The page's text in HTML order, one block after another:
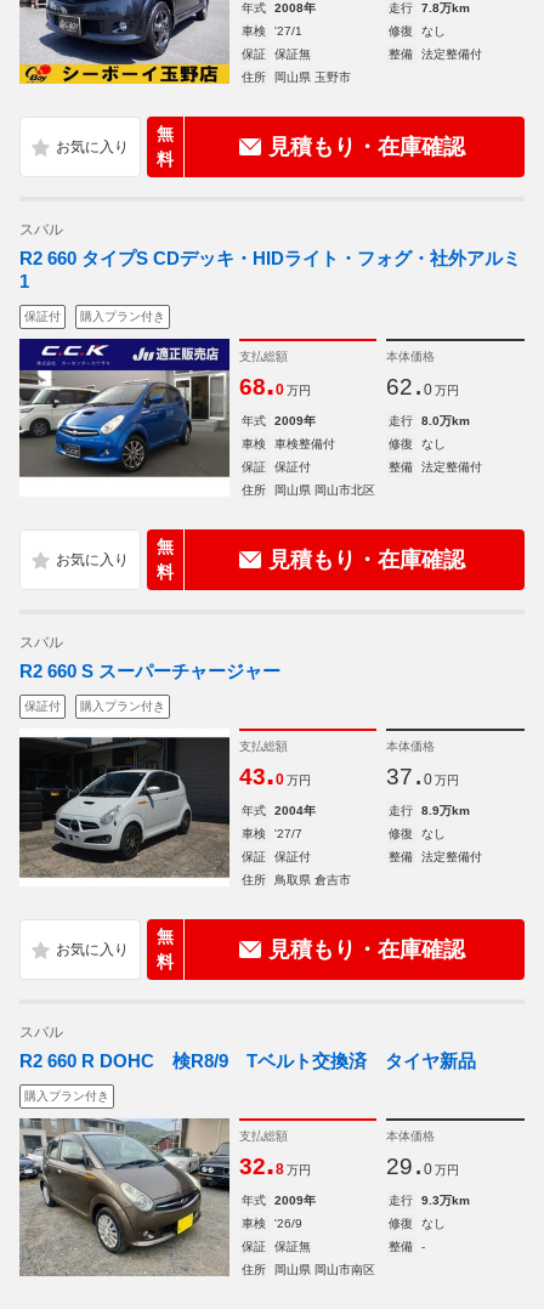
年式 2008年 走行
7.8万km
車検
'27/1 修復
なし
保証
保証無 整備
法定整備付
住所
岡山県 玉野市
無
料
見積もり・在庫確認
スバル
R2 660 タイプS CDデッキ・HIDライト・フォグ・社外アルミ
1
保証付 購入プラン付き
支払総額
68.0 万円
本体価格
62. 0 万円
年式 2009年 走行
8.0万km
車検
車検整備付 修復
なし
保証
保証付 整備
法定整備付
住所
岡山県 岡山市北区
無
料
見積もり・在庫確認
スバル
R2 660 S スーパーチャージャー
保証付 購入プラン付き
支払総額
43.0 万円
本体価格
37. 0 万円
年式 2004年 走行
8.9万km
車検
'27/7 修復
なし
保証
保証付 整備
法定整備付
住所
鳥取県 倉吉市
無
料
見積もり・在庫確認
スバル
R2 660 R DOHC 検R8/9 Tベルト交換済 タイヤ新品
購入プラン付き
支払総額
32.8 万円
本体価格
29. 0 万円
年式 2009年 走行
9.3万km
車検
'26/9 修復
なし
保証
保証無 整備
-
住所
岡山県 岡山市南区